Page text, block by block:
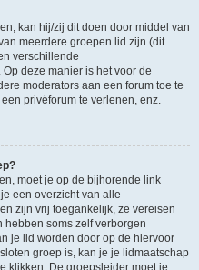
kan hij/zij dit doen door middel van
meerdere groepen lid zijn (dit
verschillende
deze manier is het voor de
moderators aan een forum toe te
privéforum te verlenen, enz.
moet je op de bijhorende link
een overzicht van alle
zijn vrij toegankelijk, ze vereisen
soms zelf verborgen
je lid worden door op de hiervoor
groep is, kan je je lidmaatschap
klikken. De groepsleider moet je